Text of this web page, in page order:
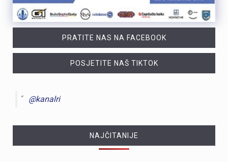
PRATITE NAS NA FACEBOOK
POSJETITE NAŠ TIKTOK
@kanalri
NAJČITANIJE